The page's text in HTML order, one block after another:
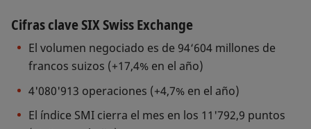
Cifras clave SIX Swiss Exchange
El volumen negociado es de 94‘604 millones de
francos suizos (+17,4% en el año)
4'080'913 operaciones (+4,7% en el año)
El índice SMI cierra el mes en los 11'792,9 puntos